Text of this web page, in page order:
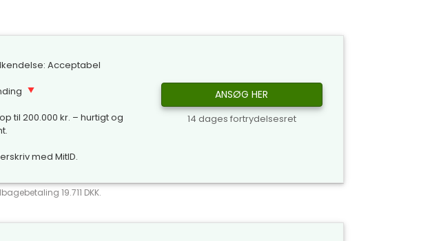
Acceptabel
til 200.000 kr. – hurtigt og
med MitID.
ANSØG HER
14 dages fortrydelsesret
19.711 DKK.